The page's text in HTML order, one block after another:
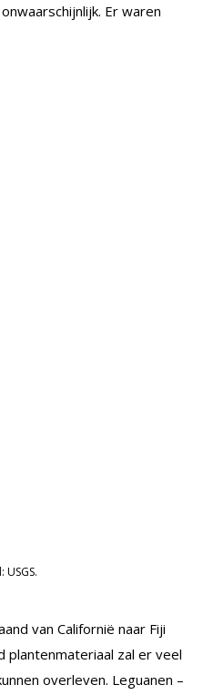
Er waren
van Californië naar Fiji
plantenmateriaal zal er veel
overleven. Leguanen –